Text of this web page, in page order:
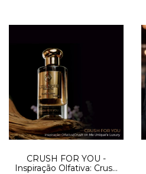
CRUSH FOR YOU -
Inspiração Olfativa: Crush